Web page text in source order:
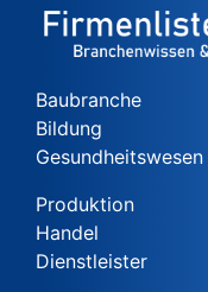
Baubranche
Bildung
Gesundheitswesen
Produktion
Handel
Dienstleister